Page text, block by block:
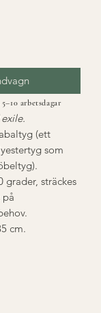
(ett
som
grader, sträckes
på
cm.
arbetsdagar